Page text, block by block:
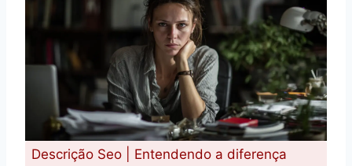
Descrição Seo | Entendendo a diferença